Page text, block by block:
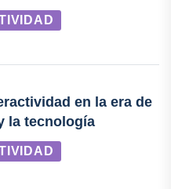
en la era de
la tecnología